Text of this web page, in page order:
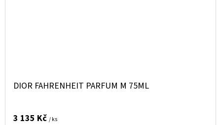
DIOR FAHRENHEIT PARFUM M 75ML
3 135 Kč / ks